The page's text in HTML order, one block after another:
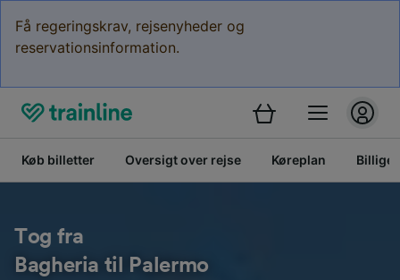
Få regeringskrav, rejsenyheder og
reservationsinformation.
Køb billetter Oversigt over rejse Køreplan Billige
Tog fra
Bagheria til Palermo